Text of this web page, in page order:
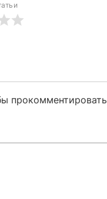
прокомментировать